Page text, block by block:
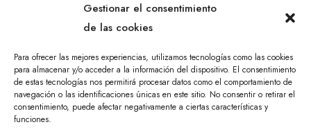
Gestionar el consentimiento
de las cookies
Para ofrecer las mejores experiencias, utilizamos tecnologías como las cookies
para almacenar y/o acceder a la información del dispositivo. El consentimiento
de estas tecnologías nos permitirá procesar datos como el comportamiento de
navegación o las identificaciones únicas en este sitio. No consentir o retirar el
consentimiento, puede afectar negativamente a ciertas características y
funciones.
RESERVADOS. DISEÑO WEB Y POSICIONAMIENTO SEO
ÁNGULO TRES
Privacidad Cookies
Más sobre cookies
Aviso Legal